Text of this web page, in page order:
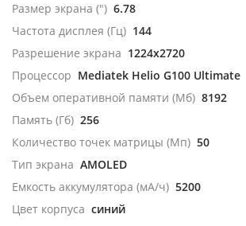
Размер экрана (") 6.78
Частота дисплея (Гц) 144
Разрешение экрана 1224x2720
Процессор Mediatek Helio G100 Ultimate
Объем оперативной памяти (Мб) 8192
Память (Гб) 256
Количество точек матрицы (Мп) 50
Тип экрана AMOLED
Емкость аккумулятора (мА/ч) 5200
Цвет корпуса синий